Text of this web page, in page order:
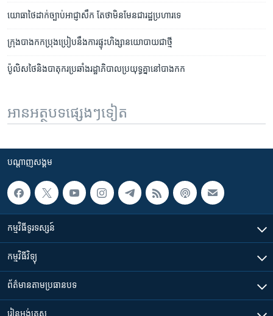
យោធា​ថៃ​ដាក់​ច្បាប់​អាជ្ញាសឹក តែ​ថា​មិន​មែន​ជា​រដ្ឋប្រហារ​ទេ
ក្រុង​បាងកក​ប្រុងប្រៀប​នឹង​ការ​ផ្ទុះ​ហិង្សា​នយោបាយ​ជា​ថ្មី
ប៉ូលិស​ថៃ​​និង​បាតុករ​ប្រឆាំង​រដ្ឋាភិបាល​ប្រយុទ្ធ​គ្នា​នៅ​​បាងកក
អានអត្ថបទផ្សេងៗទៀត
បណ្តាញ​សង្គម
កម្មវិធី​ទូរទស្សន៍
កម្មវិធី​វិទ្យុ
ព័ត៌មាន​តាមប្រធានបទ​
រៀន​​អង់គ្លេស